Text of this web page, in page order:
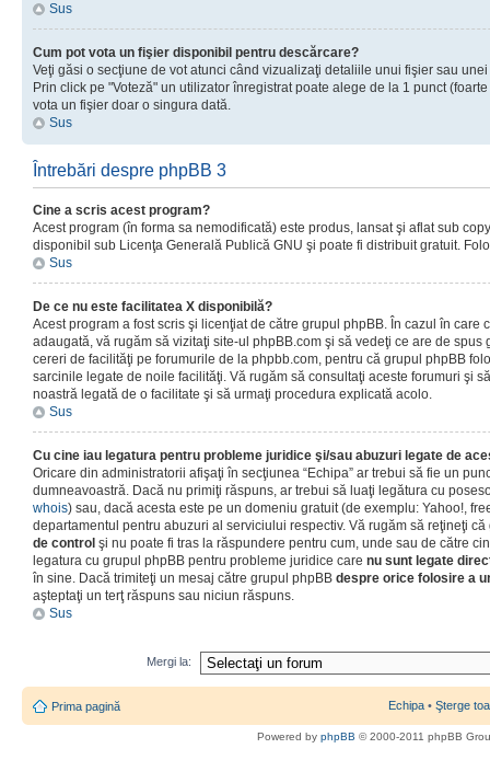
Sus
Cum pot vota un fişier disponibil pentru descărcare?
Veţi găsi o secţiune de vot atunci când vizualizaţi detaliile unui fişier sau
Prin click pe "Voteză" un utilizator înregistrat poate alege de la 1 punct
vota un fişier doar o singura dată.
Sus
Întrebări despre phpBB 3
Cine a scris acest program?
Acest program (în forma sa nemodificată) este produs, lansat şi aflat sub
disponibil sub Licenţa Generală Publică GNU şi poate fi distribuit gratuit.
Sus
De ce nu este facilitatea X disponibilă?
Acest program a fost scris şi licenţiat de către grupul phpBB. În cazul în care
adaugată, vă rugăm să vizitaţi site-ul phpBB.com şi să vedeţi ce are de
cereri de facilităţi pe forumurile de la phpbb.com, pentru că grupul phpBB
sarcinile legate de noile facilităţi. Vă rugăm să consultaţi aceste forumuri şi
noastră legată de o facilitate şi să urmaţi procedura explicată acolo.
Sus
Cu cine iau legatura pentru probleme juridice şi/sau abuzuri legate de
Oricare din administratorii afişaţi în secţiunea “Echipa” ar trebui să fie un
dumneavoastră. Dacă nu primiţi răspuns, ar trebui să luaţi legătura cu
whois) sau, dacă acesta este pe un domeniu gratuit (de exemplu: Yahoo!,
departamentul pentru abuzuri al serviciului respectiv. Vă rugăm să reţineţi
de control şi nu poate fi tras la răspundere pentru cum, unde sau de către
legatura cu grupul phpBB pentru probleme juridice care nu sunt legate
în sine. Dacă trimiteţi un mesaj către grupul phpBB despre orice folosire a
aşteptaţi un terţ răspuns sau niciun răspuns.
Sus
Mergi la:
Prima pagină Echipa • Şterge
Powered by phpBB © 2000-2011 phpBB